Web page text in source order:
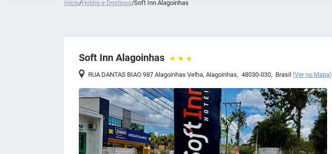
Início/Hotéis e Destinos/Soft Inn Alagoinhas
Soft Inn Alagoinhas
RUA DANTAS BIAO 987 Alagoinhas Velha,Alagoinhas, 48030-030, Brasil (Ver no Mapa)